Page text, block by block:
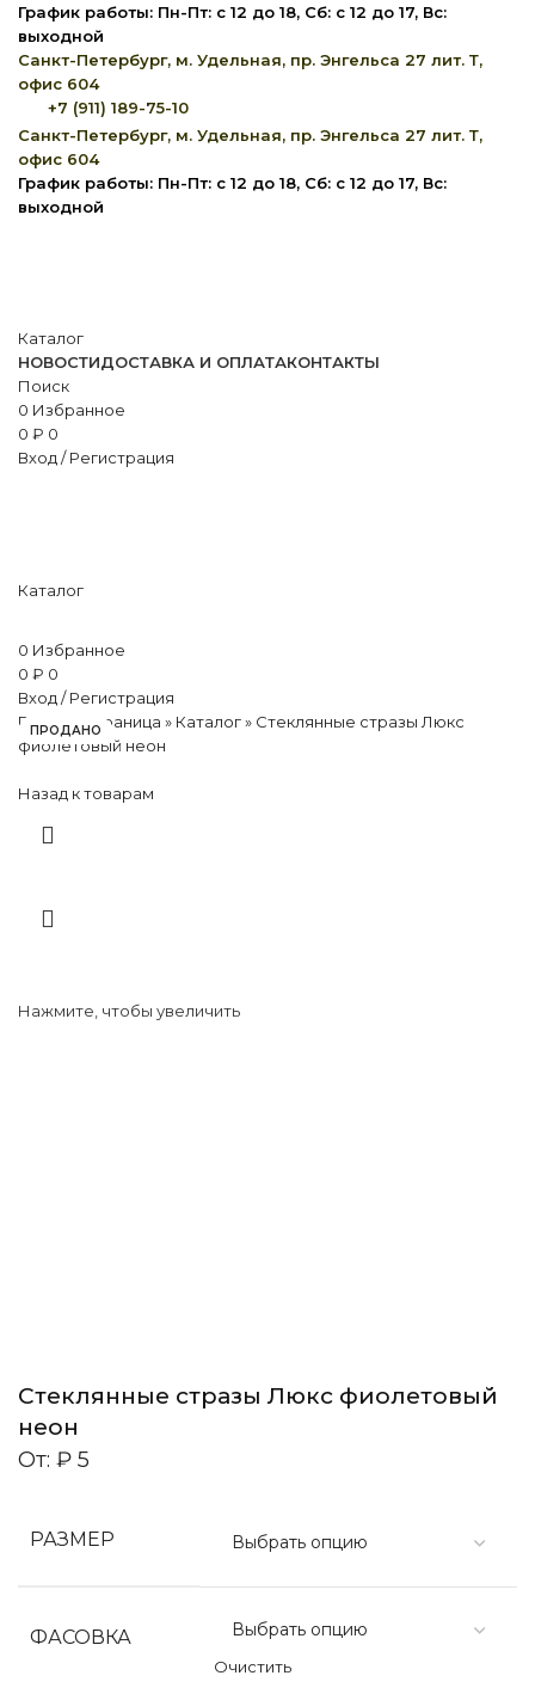
График работы: Пн-Пт: с 12 до 18, Сб: с 12 до 17, Вс:
выходной
Санкт-Петербург, м. Удельная, пр. Энгельса 27 лит. Т,
офис 604
+7 (911) 189-75-10
Санкт-Петербург, м. Удельная, пр. Энгельса 27 лит. Т,
офис 604
График работы: Пн-Пт: с 12 до 18, Сб: с 12 до 17, Вс:
выходной
Каталог
НОВОСТИДОСТАВКА И ОПЛАТАКОНТАКТЫ
Поиск
0 Избранное
0 ₽ 0
Вход / Регистрация
Каталог
0 Избранное
0 ₽ 0
Вход / Регистрация
Главная страница » Каталог» Стеклянные стразы Люкс
фиолетовый неон
Назад к товарам
ПРОДАНО
Нажмите, чтобы увеличить
Стеклянные стразы Люкс фиолетовый
неон
От: ₽ 5
РАЗМЕР
ФАСОВКА
Очистить